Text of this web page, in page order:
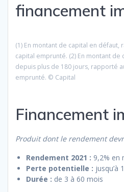
financement
(1) En montant de capital en
capital emprunté. (2) En montant
depuis plus de 180 jours, rapporté
emprunté. © Capital
Financement
Produit dont le rendement
Rendement 2021 : 9,2% en
Perte potentielle : jusqu’à
Durée : de 3 à 60 mois